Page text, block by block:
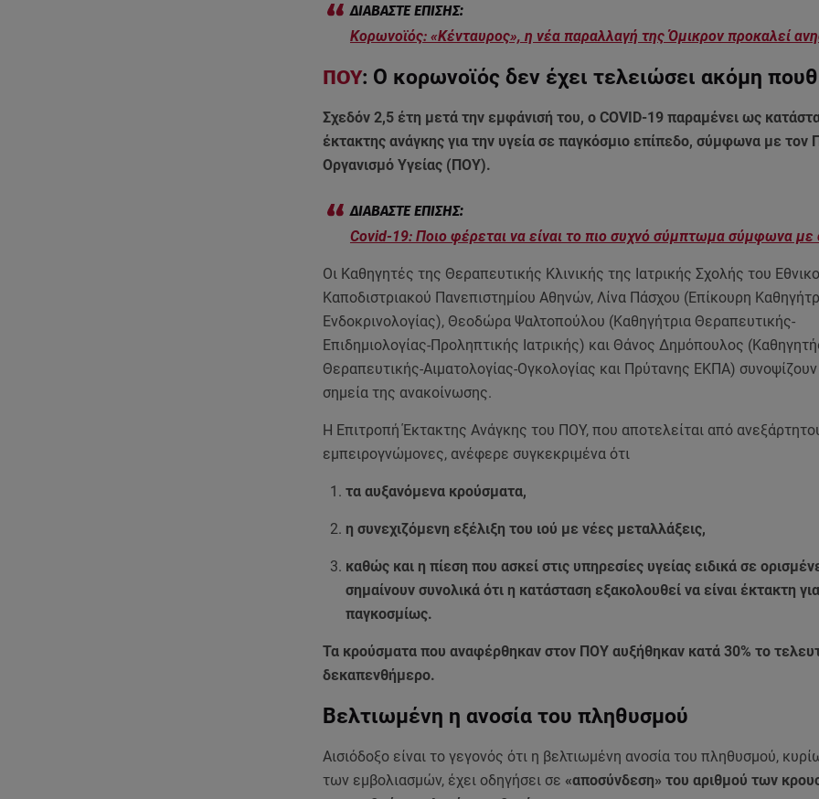
Κορωνοϊός: «Κένταυρος», η νέα παραλλαγή της Όμικρον προκαλεί
ΠΟΥ: Ο κορωνοϊός δεν έχει τελειώσει ακόμη
Σχεδόν 2,5 έτη μετά την εμφάνισή του, ο COVID-19 παραμένει ως
έκτακτης ανάγκης για την υγεία σε παγκόσμιο επίπεδο, σύμφωνα με τον
Οργανισμό Υγείας (ΠΟΥ).
Covid-19: Ποιο φέρεται να είναι το πιο συχνό σύμπτωμα σύμφωνα με
Οι Καθηγητές της Θεραπευτικής Κλινικής της Ιατρικής Σχολής του
Καποδιστριακού Πανεπιστημίου Αθηνών, Λίνα Πάσχου (Επίκουρη
Ενδοκρινολογίας), Θεοδώρα Ψαλτοπούλου (Καθηγήτρια Θεραπευτικής-
Επιδημιολογίας-Προληπτικής Ιατρικής) και Θάνος Δημόπουλος
Θεραπευτικής-Αιματολογίας-Ογκολογίας και Πρύτανης ΕΚΠΑ)
σημεία της ανακοίνωσης.
Η Επιτροπή Έκτακτης Ανάγκης του ΠΟΥ, που αποτελείται από
εμπειρογνώμονες, ανέφερε συγκεκριμένα ότι
τα αυξανόμενα κρούσματα,
η συνεχιζόμενη εξέλιξη του ιού με νέες μεταλλάξεις,
καθώς και η πίεση που ασκεί στις υπηρεσίες υγείας ειδικά σε
σημαίνουν συνολικά ότι η κατάσταση εξακολουθεί να είναι έκτακτη
παγκοσμίως.
Τα κρούσματα που αναφέρθηκαν στον ΠΟΥ αυξήθηκαν κατά 30% το
δεκαπενθήμερο.
Bελτιωμένη η ανοσία του πληθυσμού
Αισιόδοξο είναι το γεγονός ότι η βελτιωμένη ανοσία του πληθυσμού,
των εμβολιασμών, έχει οδηγήσει σε «αποσύνδεση» του αριθμού των